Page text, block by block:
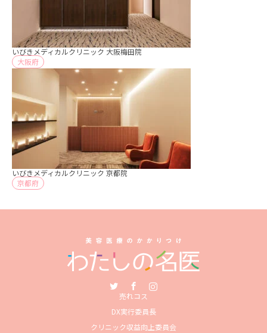
いびきメディカルクリニック 大阪梅田院
大阪府
いびきメディカルクリニック 京都院
京都府
売れコス
DX実行委員長
クリニック収益向上委員会